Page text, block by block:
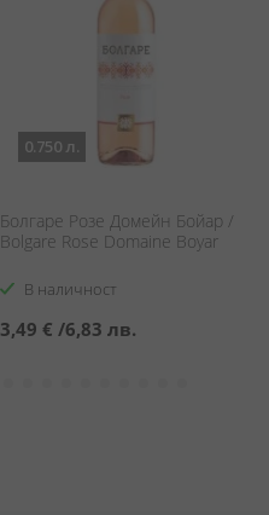
0.750 л.
Болгаре Розе Домейн Бойар /
Bolgare Rose Domaine Boyar
В наличност
3,49 € /6,83 лв.